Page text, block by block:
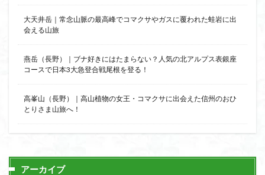
大天井岳｜常念山脈の最高峰でコマクサやガスに覆われた蛙岩に出
会える山旅
燕岳（長野）｜ブナ好きにはたまらない？人気の北アルプス表銀座
コースで日本3大急登合戦尾根を登る！
高峯山（長野）｜高山植物の女王・コマクサに出会えた信州のおひ
とりさま山旅へ！
アーカイブ